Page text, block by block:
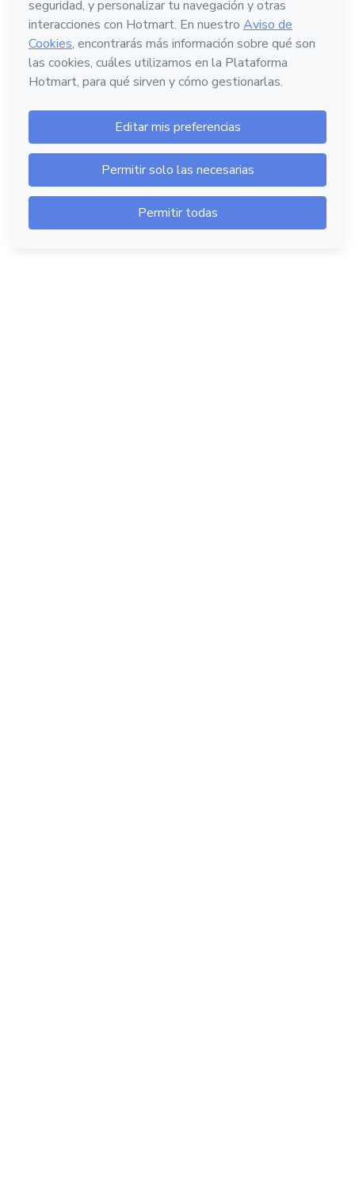
Hotmart — 2011-2026 © Todos los derechos
reservados